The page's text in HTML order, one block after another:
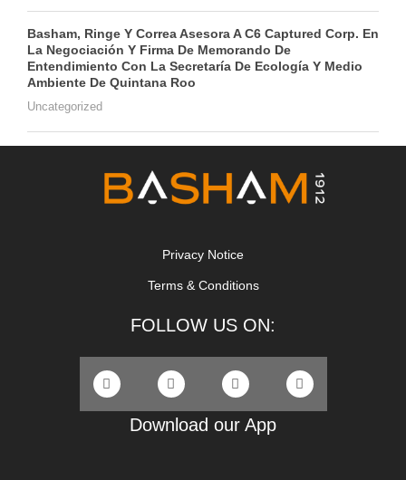
Basham, Ringe Y Correa Asesora A C6 Captured Corp. En
La Negociación Y Firma De Memorando De
Entendimiento Con La Secretaría De Ecología Y Medio
Ambiente De Quintana Roo
Uncategorized
Privacy Notice
Terms & Conditions
FOLLOW US ON:
Download our App